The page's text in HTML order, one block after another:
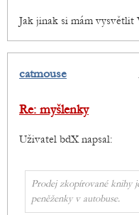
Jak jinak si mám vysvětlit
catmouse
Re: myšlenky
Uživatel bdX napsal:
Prodej zkopírované knihy
peněženky v autobuse.